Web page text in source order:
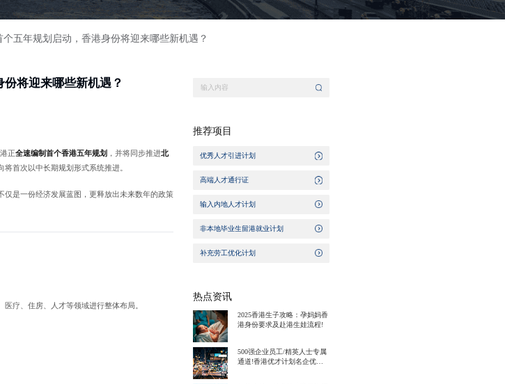
五年规划启动，香港身份将迎来哪些新机遇？
将迎来哪些新机遇？
正全速编制首个香港五年规划 ，并将同步推进北
首次以中长期规划形式系统推进。
是一份经济发展蓝图，更释放出未来数年的政策
疗、住房、人才等领域进行整体布局。
推荐项目
优秀人才引进计划
高端人才通行证
输入内地人才计划
非本地毕业生留港就业计划
补充劳工优化计划
热点资讯
2025香港生子攻略：孕妈妈香
港身份要求及赴港生娃流程!
500强企业员工/精英人士专属
通道!香港优才计划名企优势